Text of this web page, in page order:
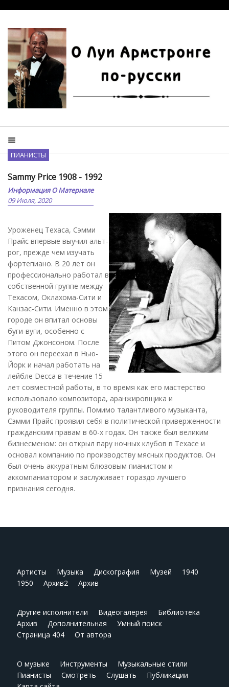
ПИАНИСТЫ
Sammy Price 1908 - 1992
Информация О Материале
09 Июля, 2020
Уроженец Техаса, Сэмми
Прайс впервые выучил альт-
рог, прежде чем изучать
фортепиано. В 20 лет он
профессионально работал в
собственной группе между
Техасом, Оклахома-Сити и
Канзас-Сити. Именно в этом
городе он впитал основы
буги-вуги, особенно с
Питом Джонсоном. После
этого он переехал в Нью-
Йорк и начал работать на
лейбле Decca в течение 15
лет совместной работы, в то время как его мастерство
использовало композитора, аранжировщика и
руководителя группы. Помимо талантливого музыканта,
Сэмми Прайс проявил себя в политической приверженности
гражданским правам в 60-х годах. Он также был великим
бизнесменом: он открыл пару ночных клубов в Техасе и
основал компанию по производству мясных продуктов. Он
был очень аккуратным блюзовым пианистом и
аккомпаниатором и заслуживает гораздо лучшего
признания сегодня.
Артисты Музыка Дискография Музей
1940
1950
Архив2 Архив
Другие исполнители Видеогалерея
Библиотека
Архив
Дополнительная
Умный поиск
Страница 404
От автора
О музыке Инструменты
Музыкальные стили
Пианисты
Смотреть Слушать
Публикации